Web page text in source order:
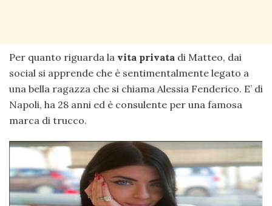
Per quanto riguarda la vita privata di Matteo, dai
social si apprende che è sentimentalmente legato a
una bella ragazza che si chiama Alessia Fenderico. E’ di
Napoli, ha 28 anni ed è consulente per una famosa
marca di trucco.